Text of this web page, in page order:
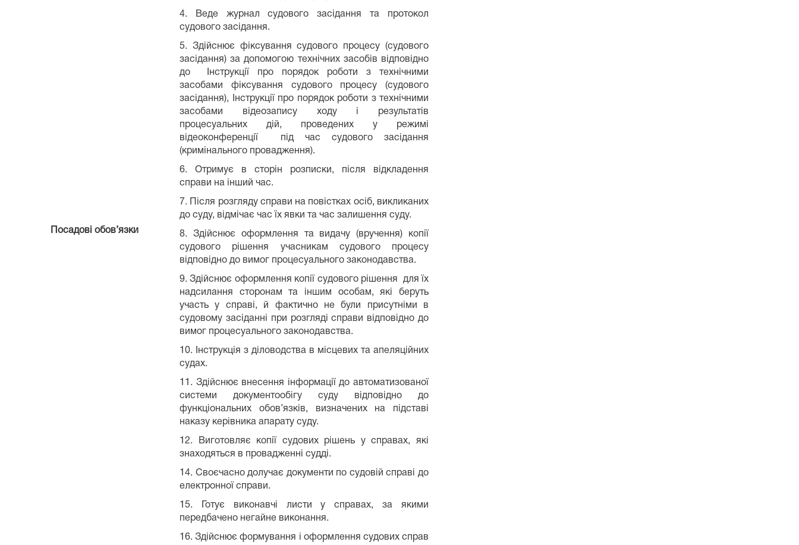
Посадові обов’язки
4. Веде журнал судового засідання та протокол
судового засідання.
5. Здійснює фіксування судового процесу (судового
засідання) за допомогою технічних засобів відповідно
до Інструкції про порядок роботи з технічними
засобами фіксування судового процесу (судового
засідання), Інструкції про порядок роботи з технічними
засобами відеозапису ходу і результатів
процесуальних дій, проведених у режимі
відеоконференції під час судового засідання
(кримінального провадження).
6. Отримує в сторін розписки, після відкладення
справи на інший час.
7. Після розгляду справи на повістках осіб, викликаних
до суду, відмічає час їх явки та час залишення суду.
8. Здійснює оформлення та видачу (вручення) копії
судового рішення учасникам судового процесу
відповідно до вимог процесуального законодавства.
9. Здійснює оформлення копії судового рішення для їх
надсилання сторонам та іншим особам, які беруть
участь у справі, й фактично не були присутніми в
судовому засіданні при розгляді справи відповідно до
вимог процесуального законодавства.
10. Інструкція з діловодства в місцевих та апеляційних
судах.
11. Здійснює внесення інформації до автоматизованої
системи документообігу суду відповідно до
функціональних обов’язків, визначених на підставі
наказу керівника апарату суду.
12. Виготовляє копії судових рішень у справах, які
знаходяться в провадженні судді.
14. Своєчасно долучає документи по судовій справі до
електронної справи.
15. Готує виконавчі листи у справах, за якими
передбачено негайне виконання.
16. Здійснює формування і оформлення судових справ